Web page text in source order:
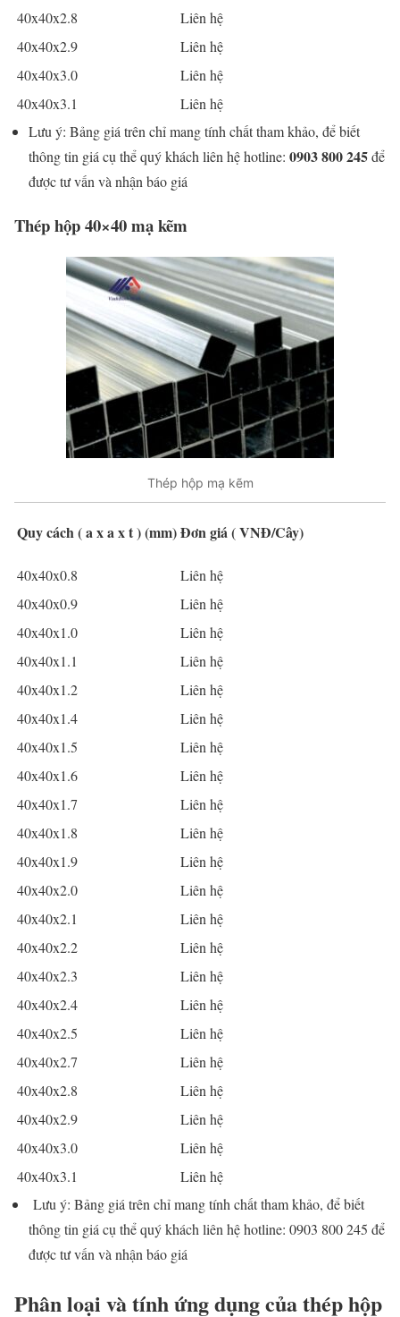
40x40x2.8
Liên hệ
40x40x2.9
Liên hệ
40x40x3.0
Liên hệ
40x40x3.1
Liên hệ
Lưu ý: Bảng giá trên chỉ mang tính chất tham khảo, để biết
thông tin giá cụ thể quý khách liên hệ hotline: 0903 800 245để
được tư vấn và nhận báo giá
Thép hộp 40×40 mạ kẽm
Thép hộp mạ kẽm
Quy cách ( a x a x t ) (mm)Đơn giá ( VNĐ/Cây)
40x40x0.8
Liên hệ
40x40x0.9
Liên hệ
40x40x1.0
Liên hệ
40x40x1.1
Liên hệ
40x40x1.2
Liên hệ
40x40x1.4
Liên hệ
40x40x1.5
Liên hệ
40x40x1.6
Liên hệ
40x40x1.7
Liên hệ
40x40x1.8
Liên hệ
40x40x1.9
Liên hệ
40x40x2.0
Liên hệ
40x40x2.1
Liên hệ
40x40x2.2
Liên hệ
40x40x2.3
Liên hệ
40x40x2.4
Liên hệ
40x40x2.5
Liên hệ
40x40x2.7
Liên hệ
40x40x2.8
Liên hệ
40x40x2.9
Liên hệ
40x40x3.0
Liên hệ
40x40x3.1
Liên hệ
Lưu ý: Bảng giá trên chỉ mang tính chất tham khảo, để biết
thông tin giá cụ thể quý khách liên hệ hotline: 0903 800 245 để
được tư vấn và nhận báo giá
Phân loại và tính ứng dụng của thép hộp